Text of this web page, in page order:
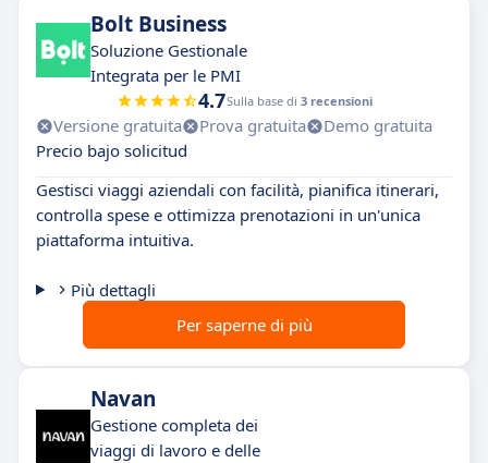
Bolt Business
Soluzione Gestionale
Integrata per le PMI
4.7Sulla base di 3 recensioni
Versione gratuita Prova gratuita
Demo gratuita
Precio bajo solicitud
Gestisci viaggi aziendali con facilità, pianifica itinerari,
controlla spese e ottimizza prenotazioni in un'unica
piattaforma intuitiva.
Più dettagli
Per saperne di più
Navan
Gestione completa dei
viaggi di lavoro e delle